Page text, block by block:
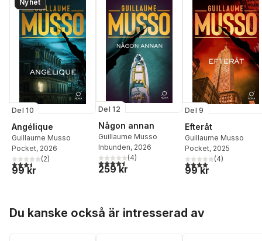
Nyhet
Del 10
Angélique
Guillaume Musso
Pocket, 2026
3,5utav 5 stjärnor. Totalt antal röster:
(2)
99 kr
Del 12
Någon annan
Guillaume Musso
Inbunden, 2026
4,5utav 5 stjärnor. Totalt antal röster:
(4)
259 kr
Del 9
Efteråt
Guillaume Musso
Pocket, 2025
4,0utav 5 stjärnor.
(4)
99 kr
Du kanske också är intresserad av